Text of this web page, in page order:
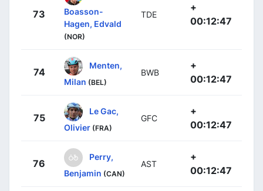
73
Boasson-
Hagen, Edvald
(NOR)
TDE
+
00:12:47
74
Menten,
Milan (BEL)
BWB
+
00:12:47
75
Le Gac,
Olivier (FRA)
GFC
+
00:12:47
76
Perry,
Benjamin (CAN)
AST
+
00:12:47